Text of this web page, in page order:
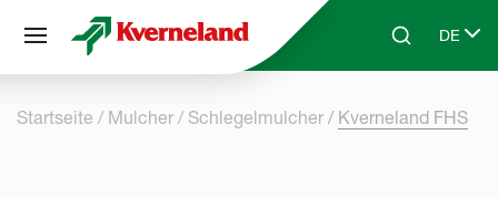
Skip to main contentSearchDE
Select
Startseite Mulcher Schlegelmulcher Kverneland FHS
Cookie-Einstellungen